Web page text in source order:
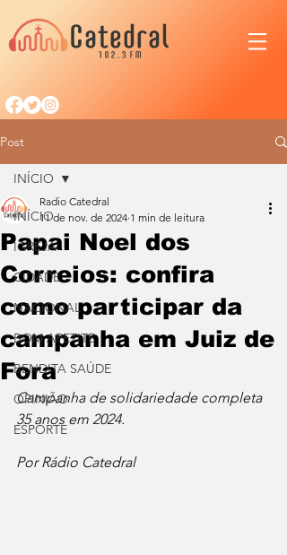
Post
INÍCIO
IGREJA
CIDADE
NACIONAL
BOM APETITE
BENDITA SAÚDE
OPINIÃO
ESPORTE
INÍCIO
Papai Noel dos
Correios: confira
como participar da
campanha em Juiz de
Fora
Radio Catedral
11 de nov. de 2024 1 min de leitura
Campanha de solidariedade completa
35 anos em 2024.
Por Rádio Catedral